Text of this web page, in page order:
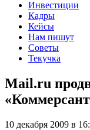
Инвестиции
Кадры
Кейсы
Нам пишут
Советы
Текучка
Mail.ru
10 декабря 2009 в